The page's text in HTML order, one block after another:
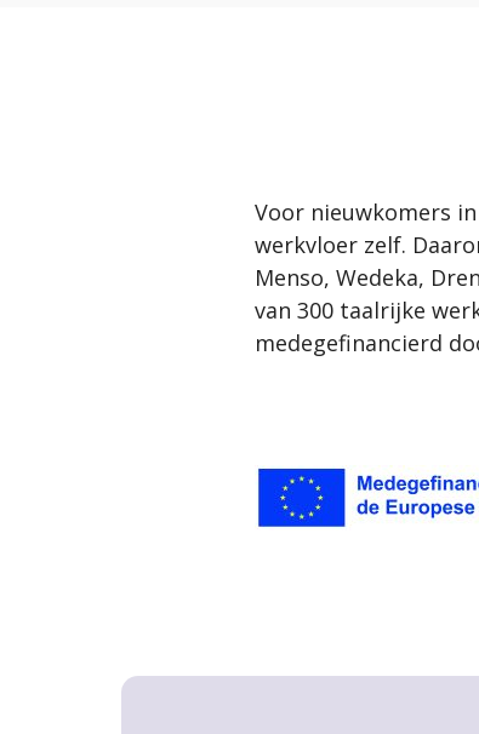
Voor nieuwkomers
werkvloer zelf.
Menso, Wedeka,
van 300 taalrijke
medegefinancierd